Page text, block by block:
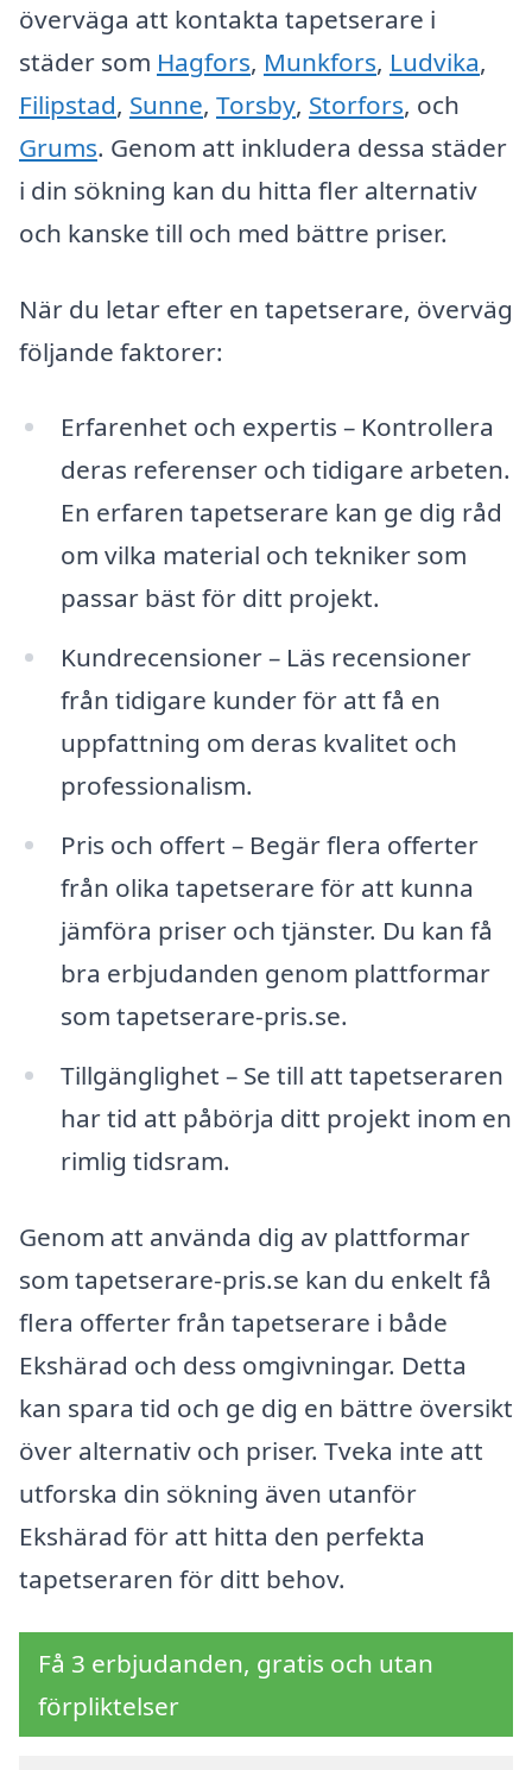
överväga att kontakta tapetserare i
städer som Hagfors, Munkfors, Ludvika,
Filipstad, Sunne, Torsby, Storfors, och
Grums. Genom att inkludera dessa städer
i din sökning kan du hitta fler alternativ
och kanske till och med bättre priser.
När du letar efter en tapetserare, överväg
följande faktorer:
Erfarenhet och expertis – Kontrollera
deras referenser och tidigare arbeten.
En erfaren tapetserare kan ge dig råd
om vilka material och tekniker som
passar bäst för ditt projekt.
Kundrecensioner – Läs recensioner
från tidigare kunder för att få en
uppfattning om deras kvalitet och
professionalism.
Pris och offert – Begär flera offerter
från olika tapetserare för att kunna
jämföra priser och tjänster. Du kan få
bra erbjudanden genom plattformar
som tapetserare-pris.se.
Tillgänglighet – Se till att tapetseraren
har tid att påbörja ditt projekt inom en
rimlig tidsram.
Genom att använda dig av plattformar
som tapetserare-pris.se kan du enkelt få
flera offerter från tapetserare i både
Ekshärad och dess omgivningar. Detta
kan spara tid och ge dig en bättre översikt
över alternativ och priser. Tveka inte att
utforska din sökning även utanför
Ekshärad för att hitta den perfekta
tapetseraren för ditt behov.
Få 3 erbjudanden, gratis och utan
förpliktelser